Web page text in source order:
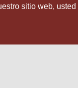
sitio web,